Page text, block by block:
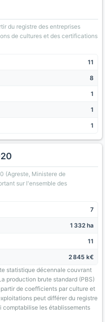
du registre des entreprises
de cultures et des certifications
11
8
1
1
1
(Agreste, Ministere de
sur l'ensemble des
7
1 332 ha
11
2 845 k€
statistique décennale couvrant
production brute standard (PBS)
de coefficients par culture et
peut différer du registre
comptabilise les établissements